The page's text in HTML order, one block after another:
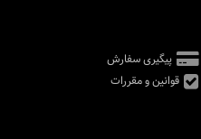
پیگیری سفارش
قوانین و مقررات